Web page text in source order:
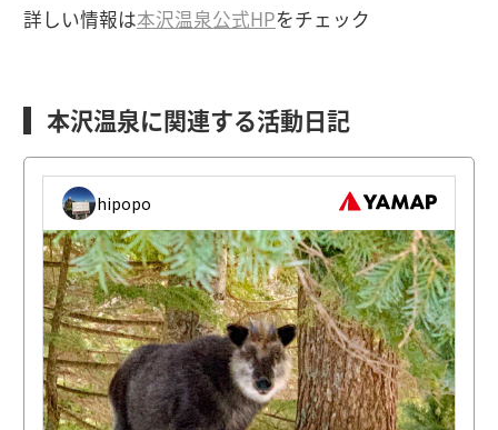
詳しい情報は本沢温泉公式HPをチェック
本沢温泉に関連する活動日記